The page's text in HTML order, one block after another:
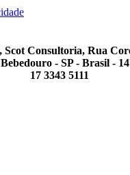
Scot Consultoria, Rua
- SP - Brasil -
17 3343 5111